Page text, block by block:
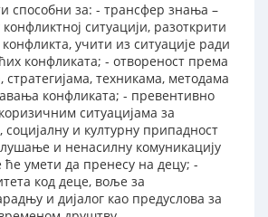
способни за: - трансфер знања –
ситуацији, разоткрити
учити из ситуације ради
конфликата; - отвореност према
техникама, методама
конфликата; - превентивно
ситуацијама за
социјалну и културну припадност
и ненасилну комуникацију
ће умети да пренесу на децу; -
код деце, воље за
и дијалог као предуслова за